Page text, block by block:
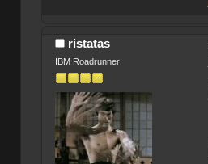
ristatas
IBM Roadrunner